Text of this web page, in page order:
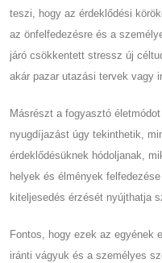
teszi, hogy az érdeklődési
az önfelfedezésre és a
járó csökkentett stressz új
akár pazar utazási tervek vagy
Másrészt a fogyasztó
nyugdíjazást úgy tekinthetik,
érdeklődésüknek hódoljanak,
helyek és élmények
kiteljesedés érzését nyújthatja
Fontos, hogy ezek az egyének
iránti vágyuk és a személyes